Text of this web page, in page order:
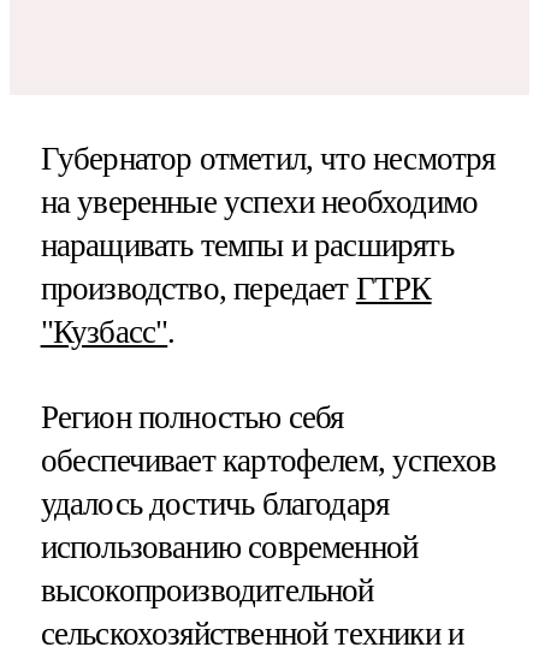
Губернатор отметил, что несмотря
на уверенные успехи необходимо
наращивать темпы и расширять
производство, передает ГТРК
"Кузбасс".
Регион полностью себя
обеспечивает картофелем, успехов
удалось достичь благодаря
использованию современной
высокопроизводительной
сельскохозяйственной техники и